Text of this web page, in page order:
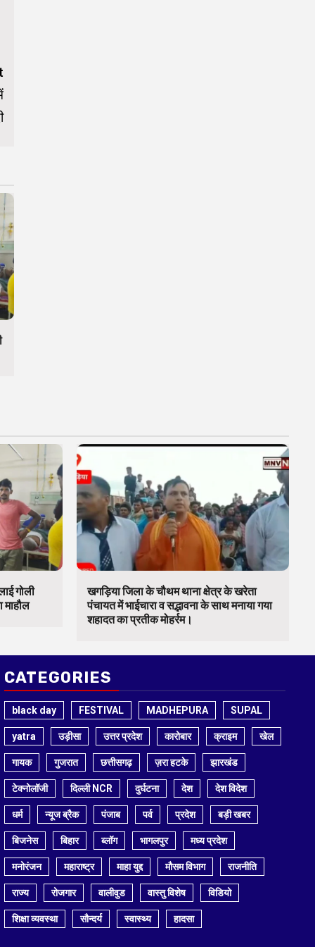
गोली
माहौल
खगड़िया जिला के चौथम थाना क्षेत्र के खरेता
पंचायत में भाईचारा व सद्भावना के साथ मनाया गया
शहादत का प्रतीक मोहर्रम।
CATEGORIES
black day FESTIVAL MADHEPURA SUPAL
yatra उड़ीसा उत्तर प्रदेश कारोबार क्राइम खेल
गायक गुजरात छत्तीसगढ़ ज़रा हटके झारखंड
टेक्नोलॉजी दिल्ली NCR दुर्घटना देश देश विदेश
धर्म न्यूज ब्रैक पंजाब पर्व प्रदेश बड़ी खबर
बिजनेस बिहार ब्लॉग भागलपुर मध्य प्रदेश
मनोरंजन महाराष्ट्र माहा युद्द मौसम विभाग राजनीति
राज्य रोजगार वालीवुड वास्तु विशेष विडियो
शिक्षा व्यवस्था सौन्दर्य स्वास्थ्य हादसा